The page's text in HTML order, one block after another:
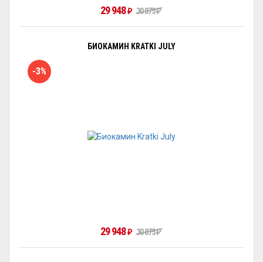
29 948 ₽ 30 875₽
БИОКАМИН KRATKI JULY
-3%
29 948 ₽ 30 875₽